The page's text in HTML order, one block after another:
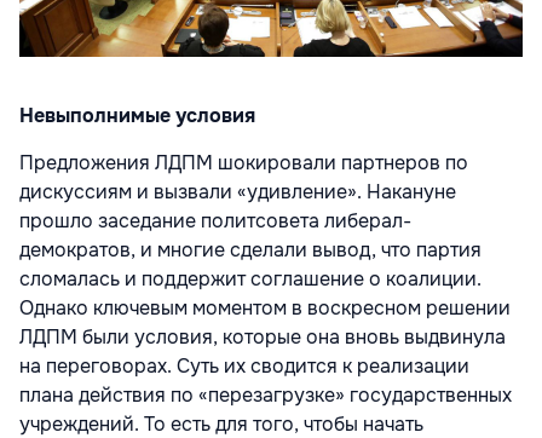
Невыполнимые условия
Предложения ЛДПМ шокировали партнеров по
дискуссиям и вызвали «удивление». Накануне
прошло заседание политсовета либерал-
демократов, и многие сделали вывод, что партия
сломалась и поддержит соглашение о коалиции.
Однако ключевым моментом в воскресном решении
ЛДПМ были условия, которые она вновь выдвинула
на переговорах. Суть их сводится к реализации
плана действия по «перезагрузке» государственных
учреждений. То есть для того, чтобы начать